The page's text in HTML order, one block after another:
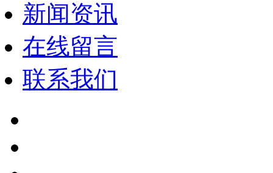
新闻资讯
在线留言
联系我们